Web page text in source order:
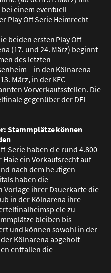
einem eventuell
Play Off Serie Heimrecht
beiden ersten Play Off-
(17. und 24. März) beginnt
des letzten
– in den Kölnarena-
März, in der KEC-
Vorverkaufsstellen. Die
gegenüber der DEL-
Stammplätze können
Serie haben die rund 4.800
ein Vorkaufsrecht auf
nach dem heutigen
haben die
Vorlage ihrer Dauerkarte die
in der Kölnarena ihre
zu
bleiben bis
und können sowohl in der
der Kölnarena abgeholt
entfallen die